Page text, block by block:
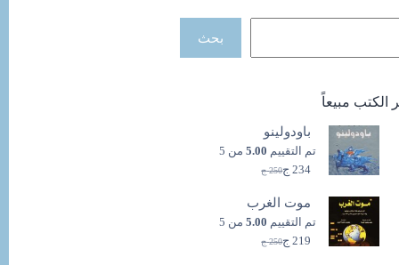
بحث
الكتب مبيعاً
باودولينو
تم التقييم 5.00 من 5
250 ج
السعر
هو:
250 ج.
234 ج
السعر
هو:
234 ج.
موت الغرب
تم التقييم 5.00 من 5
250 ج
السعر 219 ج
السعر